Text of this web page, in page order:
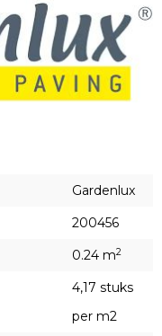
Gardenlux
200456
0.24 m2
4,17 stuks
per m2